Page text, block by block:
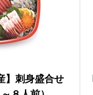
】刺身盛合せ